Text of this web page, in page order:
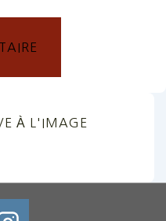
À L'IMAGE